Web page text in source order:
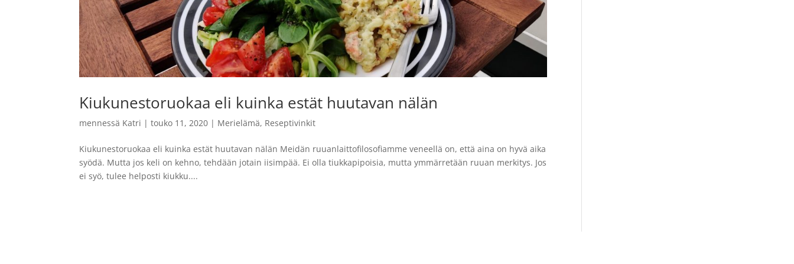
Kiukunestoruokaa eli kuinka estät huutavan nälän
mennessä Katri |touko 11, 2020 | Merielämä, Reseptivinkit
Kiukunestoruokaa eli kuinka estät huutavan nälän Meidän ruuanlaittofilosofiamme veneellä on, että aina on hyvä aika
syödä. Mutta jos keli on kehno, tehdään jotain iisimpää. Ei olla tiukkapipoisia, mutta ymmärretään ruuan merkitys. Jos
ei syö, tulee helposti kiukku....